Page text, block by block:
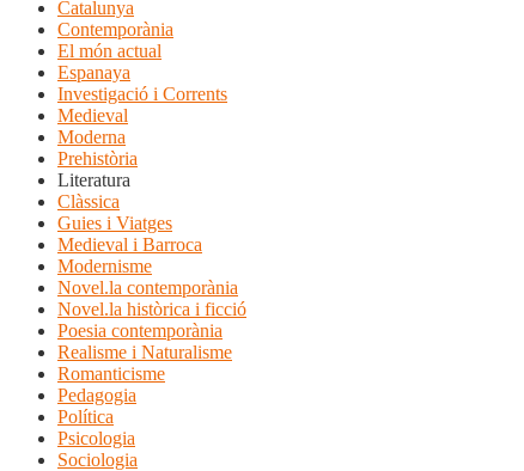
Catalunya
Contemporània
El món actual
Espanaya
Investigació i Corrents
Medieval
Moderna
Prehistòria
Literatura
Clàssica
Guies i Viatges
Medieval i Barroca
Modernisme
Novel.la contemporània
Novel.la històrica i ficció
Poesia contemporània
Realisme i Naturalisme
Romanticisme
Pedagogia
Política
Psicologia
Sociologia